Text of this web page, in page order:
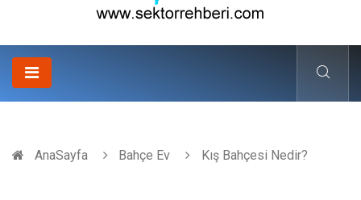
AnaSayfa Bahçe Ev Kış Bahçesi Nedir?